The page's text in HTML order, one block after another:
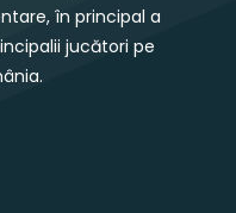
în principal a
jucători pe